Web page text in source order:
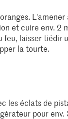
et cuire env. 2
feu, laisser tiédir
la tourte.
les éclats de
pour env.